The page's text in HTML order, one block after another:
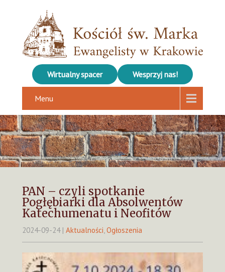
Wirtualny spacer Wesprzyj nas!
Menu
PAN – czyli spotkanie
Pogłębiarki dla Absolwentów
Katechumenatu i Neofitów
2024-09-24 | Aktualności Ogłoszenia